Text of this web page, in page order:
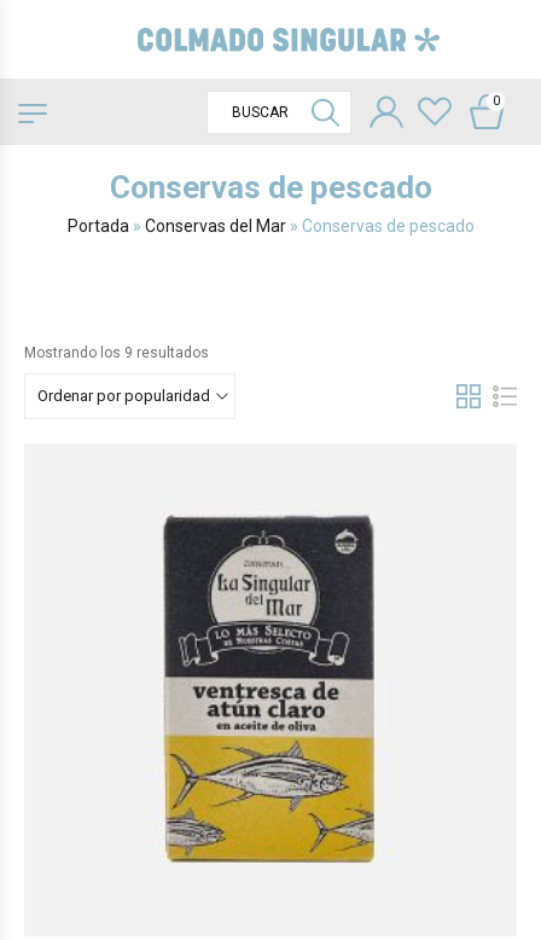
0
Conservas de pescado
Portada » Conservas del Mar» Conservas de pescado
Mostrando los 9 resultados
Ordenar por popularidad